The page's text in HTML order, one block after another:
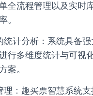
全流程管理以及实时
。
统计分析：系统具备
行多维度统计与可视
案。
理：趣买票智慧系统